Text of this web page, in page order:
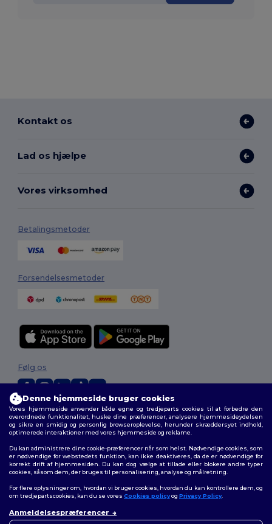
Kontakt os
Lad os hjælpe
Vores virksomhed
Betalingsmetoder
Forsendelsesmetoder
2026. Alle rettigheder forbeholdes
Vilkår og Betingelser|Tilpasset politik|Fortrolighedspolitik|Politik for
cookies|Sitemap
Følg os
Denne hjemmeside bruger cookies
Vores hjemmeside anvender både egne og tredjeparts cookies til at forbedre den
overordnede funktionalitet, huske dine præferencer, analysere hjemmesideydelsen
og sikre en smidig og personlig browseroplevelse, herunder skræddersyet indhold,
optimerede interaktioner med vores hjemmeside og reklame.
Du kan administrere dine cookie-præferencer når som helst. Nødvendige cookies, som
er nødvendige for webstedets funktion, kan ikke deaktiveres, da de er nødvendige for
korrekt drift af hjemmesiden. Du kan dog vælge at tillade eller blokere andre typer
cookies, såsom dem, der bruges til personalisering, analyse og målretning.
For flere oplysninger om, hvordan vi bruger cookies, hvordan du kan kontrollere dem, og
om tredjepartscookies, kan du se vores Cookies policyog Privacy Policy.
Anmeldelsespræferencer